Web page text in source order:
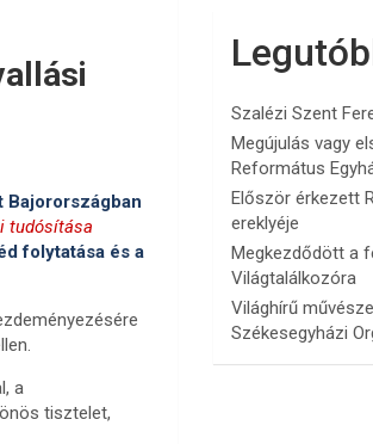
tudósítása
folytatása és a
a
tisztelet,
Szalézi Szent
Megújulás vagy
Református
Először érkezett
ereklyéje
Megkezdődött a
Világtalálkozóra
Világhírű
Székesegyházi